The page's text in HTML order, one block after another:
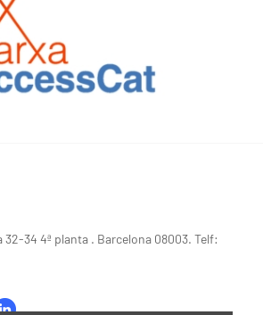
32-34 4ª planta . Barcelona 08003. Telf: